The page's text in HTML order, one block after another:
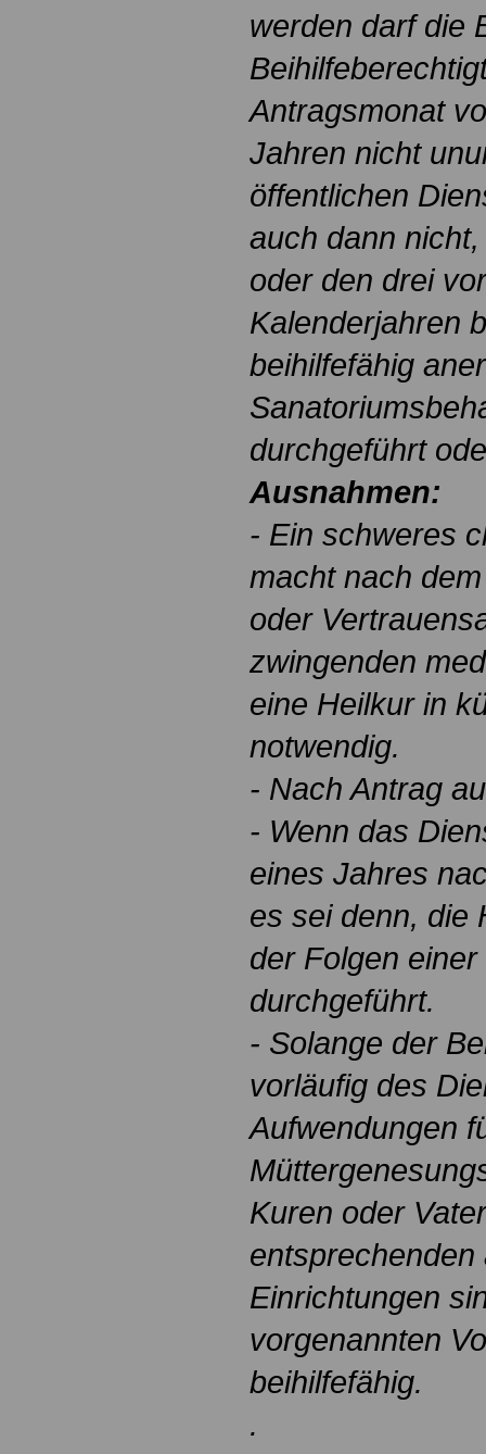
werden darf die
Antragsmonat
Jahren nicht
öffentlichen
auch dann
oder den drei
Kalenderjahren
beihilfefähig
durchgeführt
Ausnahmen:
- Ein schweres
macht nach
oder
zwingenden
eine Heilkur in
notwendig.
- Nach Antrag
- Wenn das
eines Jahres
es sei denn, die
der Folgen
durchgeführt.
- Solange der
vorläufig des
Aufwendungen
Kuren oder
Einrichtungen
vorgenannten
beihilfefähig.
.